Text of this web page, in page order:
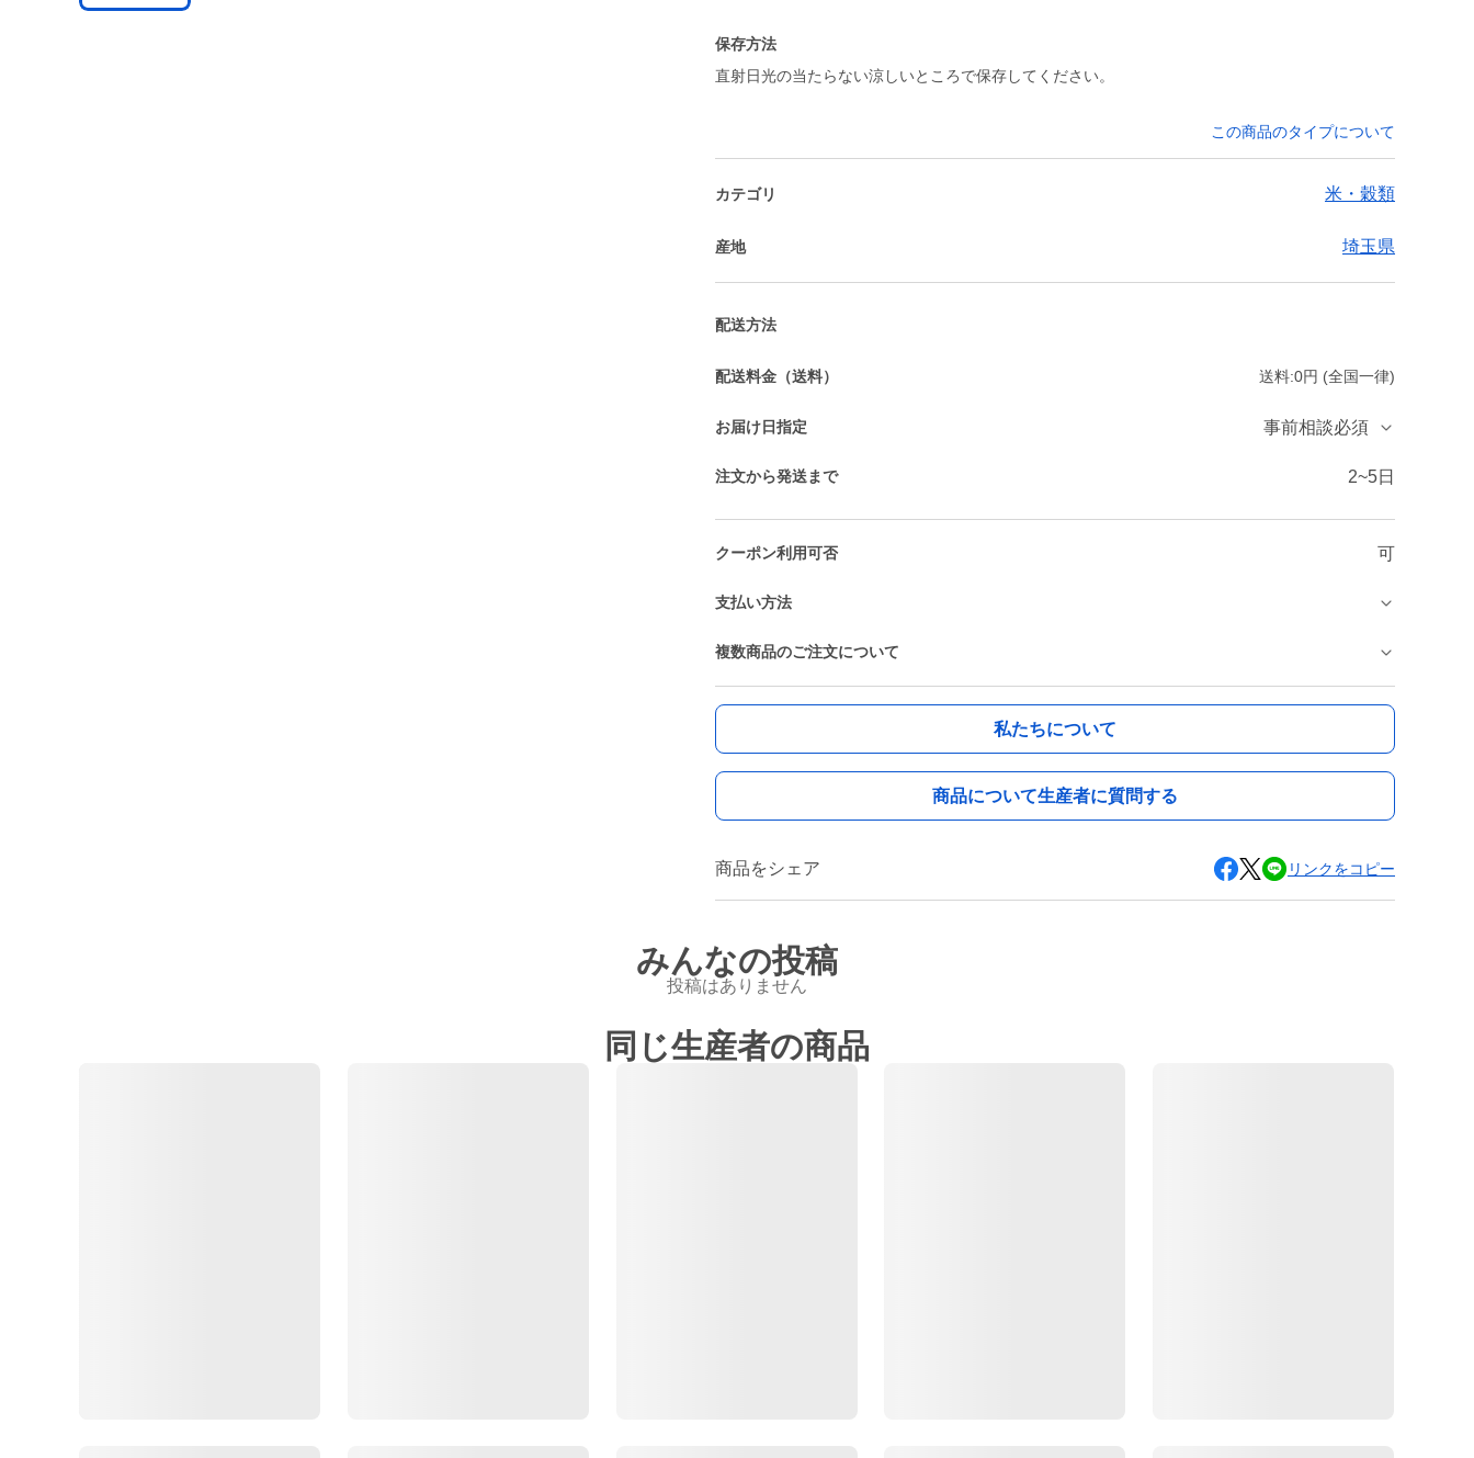
保存方法
直射日光の当たらない涼しいところで保存してください。
この商品のタイプについて
カテゴリ 米・穀類
産地 埼玉県
配送方法
配送料金（送料） 送料:0円 (全国一律)
お届け日指定 事前相談必須
注文から発送まで 2~5日
クーポン利用可否 可
支払い方法
複数商品のご注文について
私たちについて
商品について生産者に質問する
商品をシェア リンクをコピー
みんなの投稿
投稿はありません
同じ生産者の商品